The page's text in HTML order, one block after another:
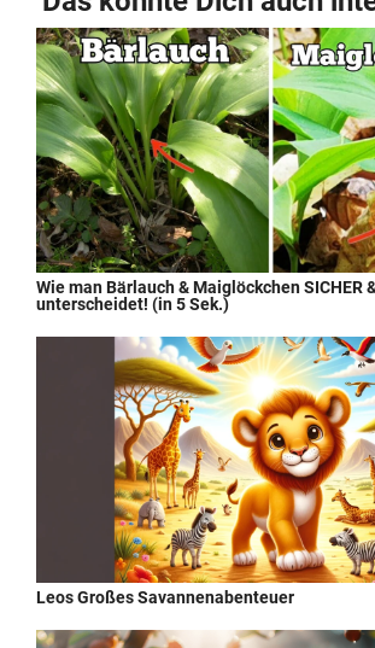
Wie man Bärlauch & Maiglöckchen SICHER
unterscheidet! (in 5 Sek.)
Leos Großes Savannenabenteuer